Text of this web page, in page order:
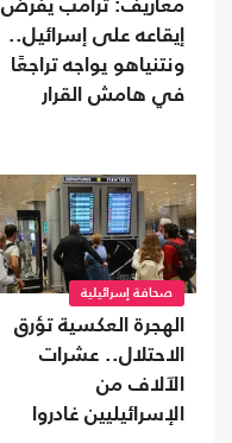
معاريف: ترامب يفرض
إيقاعه على إسرائيل..
ونتنياهو يواجه تراجعًا
في هامش القرار
صحافة إسرائيلية
الهجرة العكسية تؤرق
الاحتلال.. عشرات
الآلاف من
الإسرائيليين غادروا